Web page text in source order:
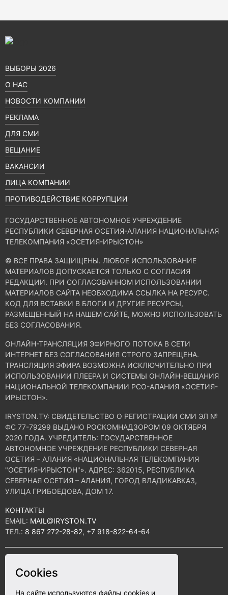
ВЫБОРЫ 2026
О НАС
НОВОСТИ КОМПАНИИ
РЕКЛАМА
ДЛЯ СМИ
ВЕЩАНИЕ
ВАКАНСИИ
ЛИЦА КОМПАНИИ
ПРОТИВОДЕЙСТВИЕ КОРРУПЦИИ
ГОСУДАРСТВЕННОЕ АВТОНОМНОЕ УЧРЕЖДЕНИЕ
РЕСПУБЛИКИ СЕВЕРНАЯ ОСЕТИЯ-АЛАНИЯ НАЦИОНАЛЬНАЯ
ТЕЛЕКОМПАНИЯ «ОСЕТИЯ-ИРЫСТОН»
© ВСЕ ПРАВА ЗАЩИЩЕНЫ. ЛЮБОЕ ИСПОЛЬЗОВАНИЕ
МАТЕРИАЛОВ ДОПУСКАЕТСЯ ТОЛЬКО С СОГЛАСИЯ
РЕДАКЦИИ. ПРИ СОГЛАСОВАННОМ ИСПОЛЬЗОВАНИИ
МАТЕРИАЛОВ САЙТА НЕОБХОДИМА ССЫЛКА НА РЕСУРС.
КОД ДЛЯ ВСТАВКИ В БЛОГИ И ДРУГИЕ РЕСУРСЫ,
РАЗМЕЩЕННЫЙ НА НАШЕМ САЙТЕ, МОЖНО ИСПОЛЬЗОВАТЬ
БЕЗ СОГЛАСОВАНИЯ.
ОНЛАЙН-ТРАНСЛЯЦИЯ ЭФИРНОГО ПОТОКА В СЕТИ
ИНТЕРНЕТ БЕЗ СОГЛАСОВАНИЯ СТРОГО ЗАПРЕЩЕНА.
ТРАНСЛЯЦИЯ ЭФИРА ВОЗМОЖНА ИСКЛЮЧИТЕЛЬНО ПРИ
ИСПОЛЬЗОВАНИИ ПЛЕЕРА И СИСТЕМЫ ОНЛАЙН-ВЕЩАНИЯ
НАЦИОНАЛЬНОЙ ТЕЛЕКОМПАНИИ РСО-АЛАНИЯ «ОСЕТИЯ-
ИРЫСТОН».
IRYSTON.TV: CВИДЕТЕЛЬСТВО О РЕГИСТРАЦИИ СМИ ЭЛ №
ФС 77-79299 ВЫДАНО РОСКОМНАДЗОРОМ 09 ОКТЯБРЯ
2020 ГОДА. УЧРЕДИТЕЛЬ: ГОСУДАРСТВЕННОЕ
АВТОНОМНОЕ УЧРЕЖДЕНИЕ РЕСПУБЛИКИ СЕВЕРНАЯ
ОСЕТИЯ – АЛАНИЯ «НАЦИОНАЛЬНАЯ ТЕЛЕКОМПАНИЯ
"ОСЕТИЯ-ИРЫСТОН"». АДРЕС: 362015, РЕСПУБЛИКА
СЕВЕРНАЯ ОСЕТИЯ – АЛАНИЯ, ГОРОД ВЛАДИКАВКАЗ,
УЛИЦА ГРИБОЕДОВА, ДОМ 17.
КОНТАКТЫ
EMAIL: MAIL@IRYSTON.TV
ТЕЛ.: 8 867 272-28-82, +7 918-822-64-64
Cookies
На сайте используются файлы cookies и